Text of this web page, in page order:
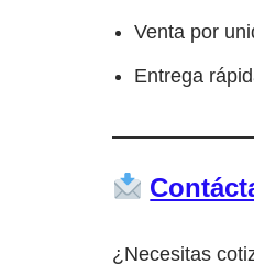
Venta por
Entrega
¿Necesitas